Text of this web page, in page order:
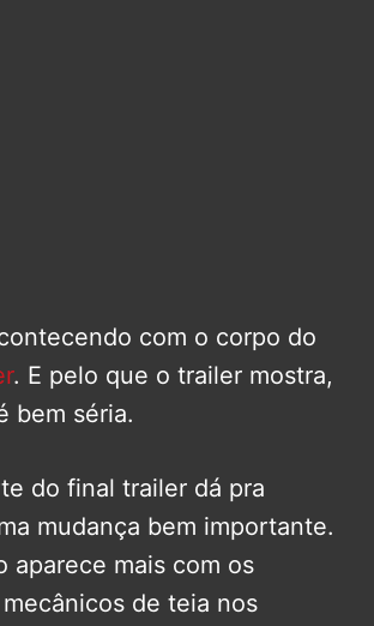
com o corpo do
. E pelo que o trailer mostra,
bem séria.
do final trailer dá pra
mudança bem importante.
aparece mais com os
de teia nos